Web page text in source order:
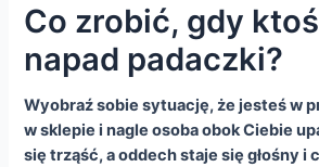
Co zrobić, gdy
napad padaczki?
Wyobraź sobie sytuację, że jesteś w
w sklepie i nagle osoba obok Ciebie
się trząść, a oddech staje się głośny i